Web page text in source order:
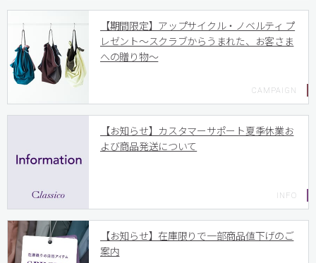
【期間限定】アップサイクル・ノベルティ プ
レゼント〜スクラブからうまれた、お客さま
への贈り物〜
【お知らせ】カスタマーサポート夏季休業お
よび商品発送について
【お知らせ】在庫限りで一部商品値下げのご
案内